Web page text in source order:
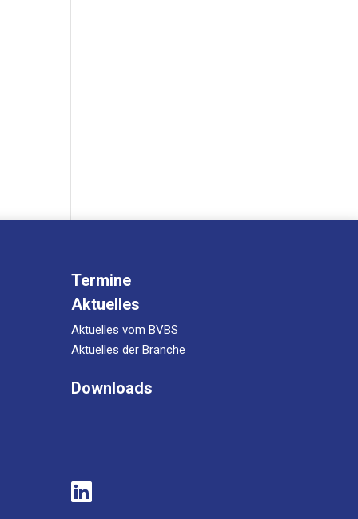
Termine
Aktuelles
Aktuelles vom BVBS
Aktuelles der Branche
Downloads